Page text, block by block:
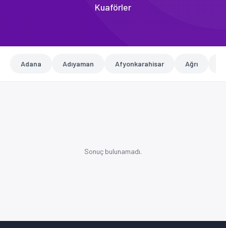
Kuaförler
Adana Adıyaman Afyonkarahisar Ağrı
Sonuç bulunamadı.